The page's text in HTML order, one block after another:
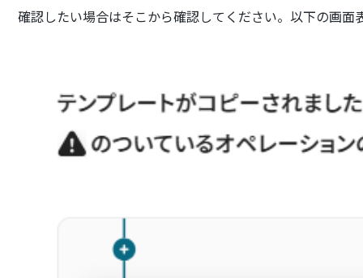
確認したい場合はそこから確認してください。以下の画